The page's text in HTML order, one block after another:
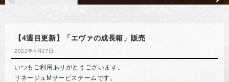
【4週目更新】「エヴァの成長箱」販売
2022年4月27日
いつもご利用ありがとうございます。
リネージュMサービスチームです。